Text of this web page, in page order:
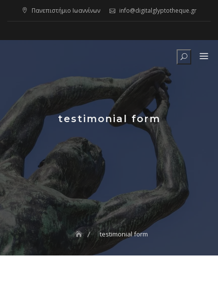
Πανεπιστήμιο Ιωαννίνων info@digitalglyptotheque.gr
testimonial form
testimonial form